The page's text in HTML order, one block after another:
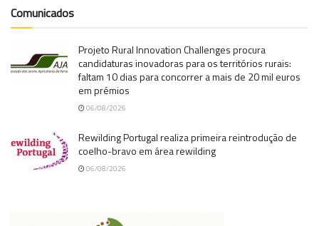
Comunicados
Projeto Rural Innovation Challenges procura
candidaturas inovadoras para os territórios rurais:
faltam 10 dias para concorrer a mais de 20 mil euros
em prémios
06/08/2026
Rewilding Portugal realiza primeira reintrodução de
coelho-bravo em área rewilding
06/08/2026